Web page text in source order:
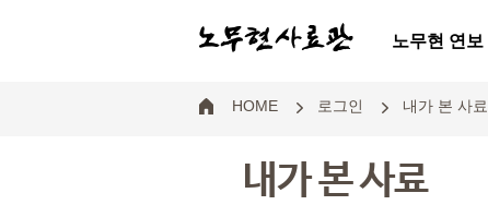
노무현 연보
HOME 로그인 내가 본 사료
내가 본 사료